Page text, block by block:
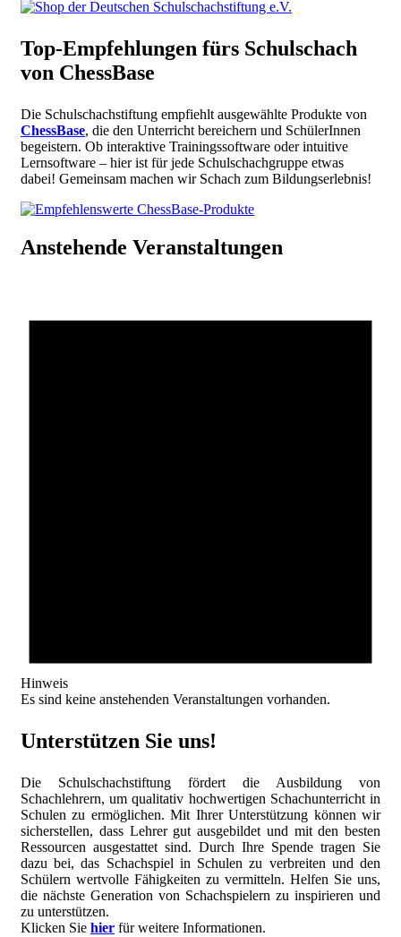
Top-Empfehlungen fürs Schulschach
von ChessBase
Die Schulschachstiftung empfiehlt ausgewählte Produkte von
ChessBase, die den Unterricht bereichern und SchülerInnen
begeistern. Ob interaktive Trainingssoftware oder intuitive
Lernsoftware – hier ist für jede Schulschachgruppe etwas
dabei! Gemeinsam machen wir Schach zum Bildungserlebnis!
Anstehende Veranstaltungen
Hinweis
Es sind keine anstehenden Veranstaltungen vorhanden.
Unterstützen Sie uns!
Die Schulschachstiftung fördert die Ausbildung von
Schachlehrern, um qualitativ hochwertigen Schachunterricht in
Schulen zu ermöglichen. Mit Ihrer Unterstützung können wir
sicherstellen, dass Lehrer gut ausgebildet und mit den besten
Ressourcen ausgestattet sind. Durch Ihre Spende tragen Sie
dazu bei, das Schachspiel in Schulen zu verbreiten und den
Schülern wertvolle Fähigkeiten zu vermitteln. Helfen Sie uns,
die nächste Generation von Schachspielern zu inspirieren und
zu unterstützen.
Klicken Sie hier für weitere Informationen.